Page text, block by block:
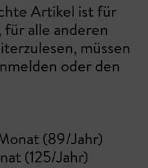
Artikel ist für
alle anderen
müssen
oder den
(89/Jahr)
(125/Jahr)